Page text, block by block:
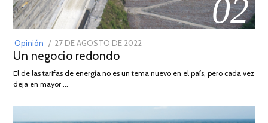
02
Opinión
POSTED
ON
27 DE AGOSTO DE 2022
DE
Un negocio redondo
El de las tarifas de energía no es un tema nuevo en el país, pero cada vez
deja en mayor …